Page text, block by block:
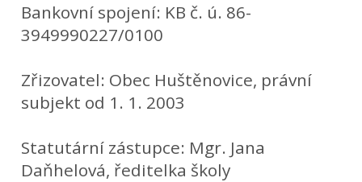
Bankovní spojení: KB č. ú. 86-
3949990227/0100
Zřizovatel: Obec Huštěnovice, právní
subjekt od 1. 1. 2003
Statutární zástupce: Mgr. Jana
Daňhelová, ředitelka školy